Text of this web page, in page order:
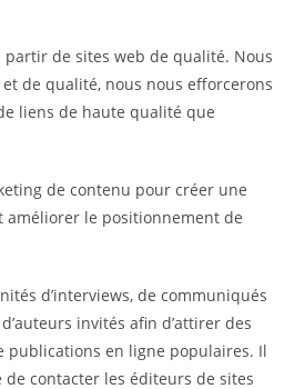
partir de sites web de qualité. Nous
de qualité, nous nous efforcerons
liens de haute qualité que
de contenu pour créer une
améliorer le positionnement de
d’interviews, de communiqués
invités afin d’attirer des
publications en ligne populaires. Il
contacter les éditeurs de sites